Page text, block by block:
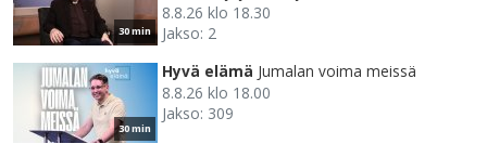
30 min
8.8.26 klo 18.30
Jakso: 2
30 min
Hyvä elämä Jumalan voima meissä
8.8.26 klo 18.00
Jakso: 309